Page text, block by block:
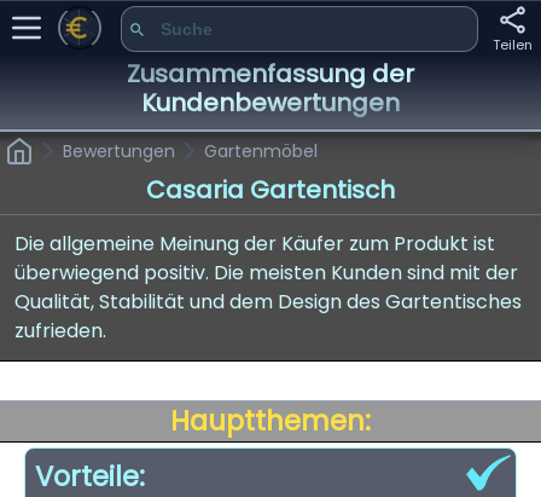
Teilen
Zusammenfassung der
Kundenbewertungen
Bewertungen Gartenmöbel
Casaria Gartentisch
Die allgemeine Meinung der Käufer zum Produkt ist
überwiegend positiv. Die meisten Kunden sind mit der
Qualität, Stabilität und dem Design des Gartentisches
zufrieden.
Hauptthemen:
Vorteile: